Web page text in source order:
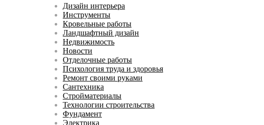
Дизайн интерьера
Инструменты
Кровельные работы
Ландшафтный дизайн
Недвижимость
Новости
Отделочные работы
Психология труда и здоровья
Ремонт своими руками
Сантехника
Стройматериалы
Технологии строительства
Фундамент
Электрика